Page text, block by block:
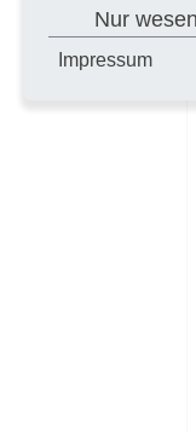
Nur
Impressum